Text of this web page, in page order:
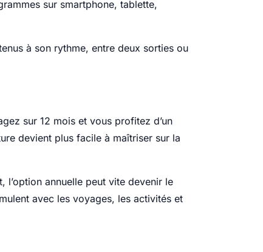
sur smartphone, tablette,
à son rythme, entre deux sorties ou
sur 12 mois et vous profitez d’un
devient plus facile à maîtriser sur la
l’option annuelle peut vite devenir le
avec les voyages, les activités et